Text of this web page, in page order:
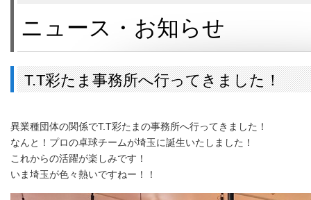
ニュース・お知らせ
T.T彩たま事務所へ行ってきました！
異業種団体の関係でT.T彩たまの事務所へ行ってきました！
なんと！プロの卓球チームが埼玉に誕生いたしました！
これからの活躍が楽しみです！
いま埼玉が色々熱いですねー！！